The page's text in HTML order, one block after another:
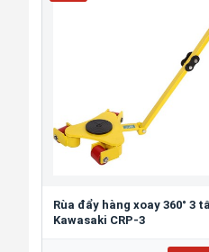
Rùa đẩy hàng xoay 360° 3
Kawasaki CRP-3